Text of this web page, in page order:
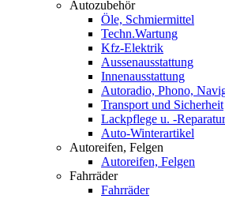
Autozubehör
Öle, Schmiermittel
Techn.Wartung
Kfz-Elektrik
Aussenausstattung
Innenausstattung
Autoradio, Phono,
Transport und Sicherheit
Lackpflege u. -Reparatur
Auto-Winterartikel
Autoreifen, Felgen
Autoreifen, Felgen
Fahrräder
Fahrräder